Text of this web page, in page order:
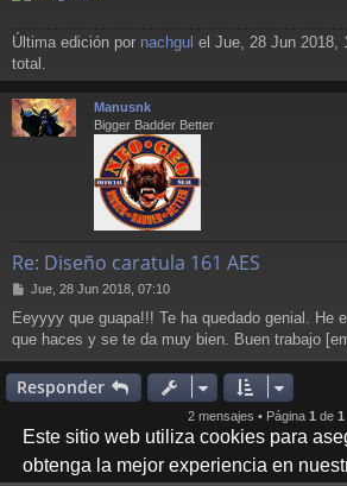
Este sitio web utiliza cookies para
obtenga la mejor experiencia en
Última edición por nachgul el Jue, 28 Jun 2018,
total.
Manusnk
Bigger Badder Better
Re: Diseño caratula 161 AES
M
n
s
a
j
e
Jue, 28 Jun 2018, 07:10
Eeyyyy que guapa!!! Te ha quedado genial. He
que haces y se te da muy bien. Buen trabajo
Responder
2 mensajes • Página 1 de 1